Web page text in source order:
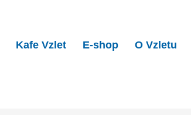
Kafe Vzlet E-shop O Vzletu